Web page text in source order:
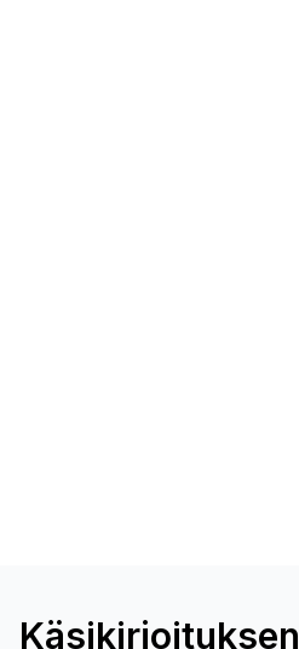
Käsikirjoituksen